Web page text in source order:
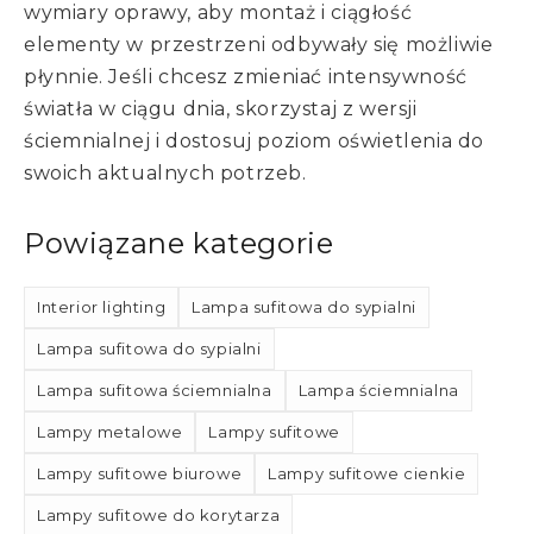
wymiary oprawy, aby montaż i ciągłość
elementy w przestrzeni odbywały się możliwie
płynnie. Jeśli chcesz zmieniać intensywność
światła w ciągu dnia, skorzystaj z wersji
ściemnialnej i dostosuj poziom oświetlenia do
swoich aktualnych potrzeb.
Powiązane kategorie
Interior lighting Lampa sufitowa do sypialni
Lampa sufitowa do sypialni
Lampa sufitowa ściemnialna Lampa ściemnialna
Lampy metalowe Lampy sufitowe
Lampy sufitowe biurowe Lampy sufitowe cienkie
Lampy sufitowe do korytarza